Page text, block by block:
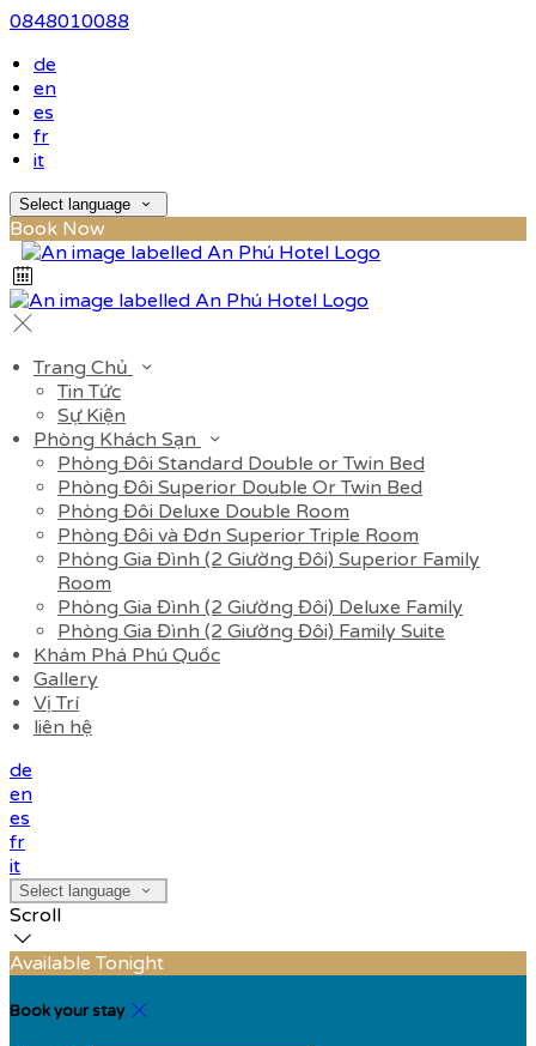
0848010088
de
en
es
fr
it
Select language
Book Now
Trang Chủ
Tin Tức
Sự Kiện
Phòng Khách Sạn
Phòng Đôi Standard Double or Twin Bed
Phòng Đôi Superior Double Or Twin Bed
Phòng Đôi Deluxe Double Room
Phòng Đôi và Đơn Superior Triple Room
Phòng Gia Đình (2 Giường Đôi) Superior Family
Room
Phòng Gia Đình (2 Giường Đôi) Deluxe Family
Phòng Gia Đình (2 Giường Đôi) Family Suite
Khám Phá Phú Quốc
Gallery
Vị Trí
liên hệ
de
en
es
fr
it
Select language
Scroll
Available Tonight
Book your stay